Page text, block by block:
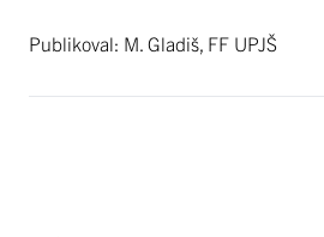
Publikoval: M. Gladiš, FF UPJŠ